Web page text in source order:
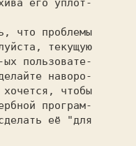
в tr-dos.
текущую
пользовате-
наворо-
чтобы
програм-
её "для